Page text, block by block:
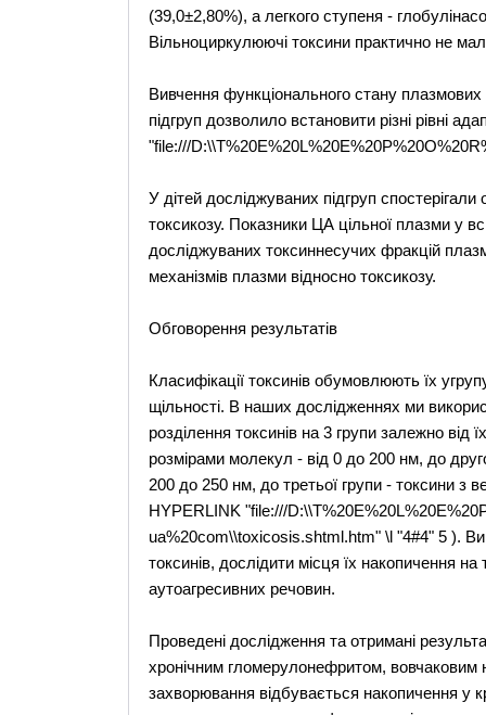
(39,0±2,80%), а легкого ступеня -
Вільноциркулюючі токсини практично не
Вивчення функціонального стану
підгруп дозволило встановити різні рівні
"file:///
У дітей досліджуваних підгруп
токсикозу. Показники ЦА цільної плазми у
досліджуваних токсиннесучих фракцій
механізмів плазми відносно токсикозу.
Обговорення результатів
Класифікації токсинів обумовлюють їх
щільності. В наших дослідженнях ми
розділення токсинів на 3 групи залежно від
розмірами молекул - від 0 до 200 нм, до
200 до 250 нм, до третьої групи - токсини з
HYPERLINK "file:///
ua%20com\\toxicosis.shtml.htm" \l "4#4" 5 ).
токсинів, дослідити місця їх накопичення
аутоагресивних речовин.
Проведені дослідження та отримані
хронічним гломерулонефритом,
захворювання відбувається накопичення у